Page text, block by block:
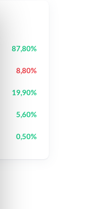
87,80%
8,80%
19,90%
5,60%
0,50%